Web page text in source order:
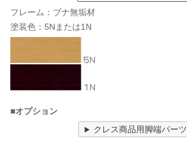
フレーム：ブナ無垢材
塗装色：5Nまたは1N
■オプション
クレス商品用脚端パーツ